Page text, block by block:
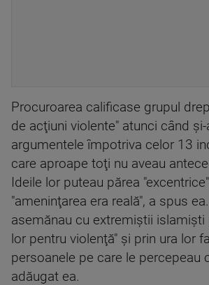
Procuroarea calificase grupul
de acţiuni violente" atunci când
argumentele împotriva celor 13
care aproape toţi nu aveau
Ideile lor puteau părea
"ameninţarea era reală", a spus
asemănau cu extremiştii islamişti
lor pentru violenţă" şi prin ura lor
persoanele pe care le percepeau
adăugat ea.